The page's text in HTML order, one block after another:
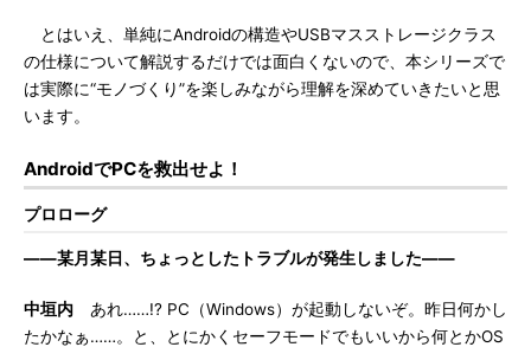
とはいえ、単純にAndroidの構造やUSBマスストレージクラス
の仕様について解説するだけでは面白くないので、本シリーズで
は実際に“モノづくり”を楽しみながら理解を深めていきたいと思
います。
AndroidでPCを救出せよ！
プロローグ
――某月某日、ちょっとしたトラブルが発生しました――
中垣内 あれ……!? PC（Windows）が起動しないぞ。昨日何かし
たかなぁ……。と、とにかくセーフモードでもいいから何とかOS